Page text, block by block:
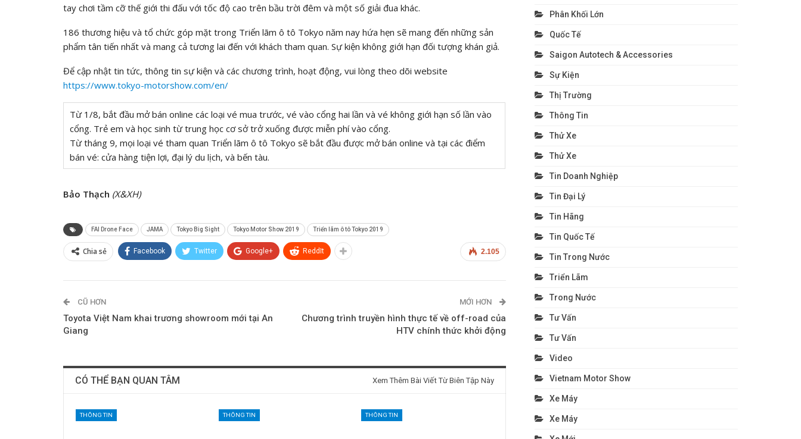
tay chơi tầm cỡ thế giới thi đấu với tốc độ cao trên bầu trời đêm và một số giải đua khác.
186 thương hiệu và tổ chức góp mặt trong Triển lãm ô tô Tokyo năm nay hứa hẹn sẽ mang đến những sản
phẩm tân tiến nhất và mang cả tương lai đến với khách tham quan. Sự kiện không giới hạn đối tượng khán giả.
Để cập nhật tin tức, thông tin sự kiện và các chương trình, hoạt động, vui lòng theo dõi website
https://www.tokyo-motorshow.com/en/
Từ 1/8, bắt đầu mở bán online các loại vé mua trước, vé vào cổng hai lần và vé không giới hạn số lần vào
cổng. Trẻ em và học sinh từ trung học cơ sở trở xuống được miễn phí vào cổng.
Từ tháng 9, mọi loại vé tham quan Triển lãm ô tô Tokyo sẽ bắt đầu được mở bán online và tại các điểm
bán vé: cửa hàng tiện lợi, đại lý du lịch, và bến tàu.
Bảo Thạch (X&XH)
FAI Drone Face JAMA Tokyo Big Sight Tokyo Motor Show 2019 Triển lãm ô tô Tokyo 2019
2.105
Chia sẻ Facebook Twitter Google+ ReddIt
CŨ HƠN
Toyota Việt Nam khai trương showroom mới tại An
Giang
MỚI HƠN
Chương trình truyền hình thực tế về off-road của
HTV chính thức khởi động
CÓ THỂ BẠN QUAN TÂM Xem Thêm Bài Viết Từ Biên Tập Này
THÔNG TIN THÔNG TIN THÔNG TIN
Phân Khối Lớn
Quốc Tế
Saigon Autotech & Accessories
Sự Kiện
Thị Trường
Thông Tin
Thử Xe
Thử Xe
Tin Doanh Nghiệp
Tin Đại Lý
Tin Hãng
Tin Quốc Tế
Tin Trong Nước
Triển Lãm
Trong Nước
Tư Vấn
Tư Vấn
Video
Vietnam Motor Show
Xe Máy
Xe Máy